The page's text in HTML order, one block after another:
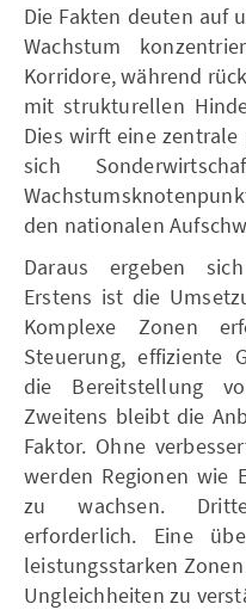
Die Fakten deuten auf
Wachstum
Korridore, während
mit strukturellen
Dies wirft eine
sich
den nationalen
Daraus ergeben
Erstens ist die
Komplexe Zonen
Steuerung, effiziente
die Bereitstellung
Zweitens bleibt die
Faktor. Ohne
werden Regionen wie
zu wachsen.
erforderlich. Eine
leistungsstarken
Ungleichheiten zu